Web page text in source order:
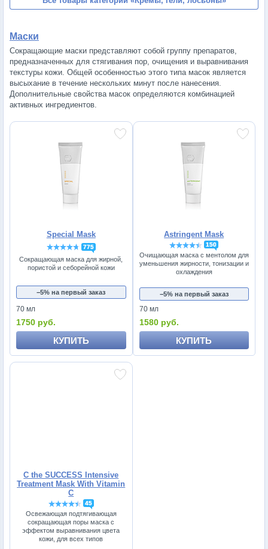
Маски
Сокращающие маски представляют собой группу препаратов,
предназначенных для стягивания пор, очищения и выравнивания
текстуры кожи. Общей особенностью этого типа масок является
высыхание в течение нескольких минут после нанесения.
Дополнительные свойства масок определяются комбинацией
активных ингредиентов.
Special Mask
775
Сокращающая маска для жирной,
пористой и себорейной кожи
−5% на первый заказ
70 мл
1750 руб.
КУПИТЬ
Astringent Mask
150
Очищающая маска с ментолом для
уменьшения жирности, тонизации и
охлаждения
−5% на первый заказ
70 мл
1580 руб.
КУПИТЬ
C the SUCCESS Intensive
Treatment Mask With Vitamin
C
45
Освежающая подтягивающая
сокращающая поры маска с
эффектом выравнивания цвета
кожи, для всех типов